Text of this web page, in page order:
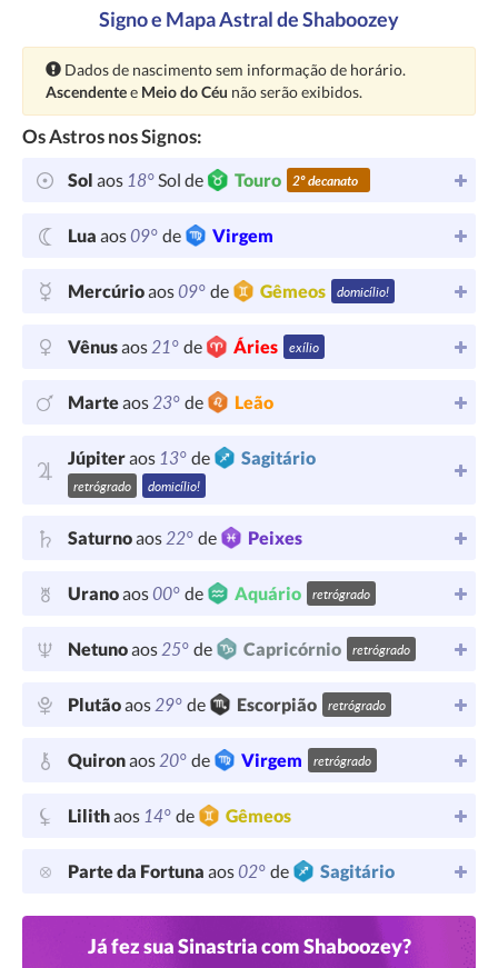
Signo e Mapa Astral de Shaboozey
Atenção:
Dados de nascimento sem informação de horário.
Ascendentee Meio do Céu não serão exibidos.
Os Astros nos Signos:
Sol aos 18°Sol de Touro 2º decanato
Lua aos09° de Virgem
Mercúrioaos09° de Gêmeos domicílio!
Vênusaos21° de Áries exílio
Marteaos23° de Leão
Júpiteraos 13° de Sagitário
retrógrado domicílio!
Saturnoaos22° de Peixes
Uranoaos00° de Aquário retrógrado
Netunoaos25° de Capricórnio retrógrado
Plutãoaos29° de Escorpião retrógrado
Quironaos20° de Virgem retrógrado
Lilithaos 14° de Gêmeos
Parte da Fortuna aos02° de Sagitário
Já fez sua Sinastria com Shaboozey?